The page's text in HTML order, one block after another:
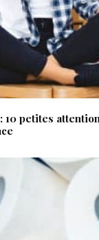
10 petites